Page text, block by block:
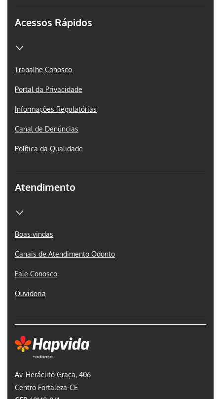
Av. Heráclito Graça, 406
Centro Fortaleza-CE
Acessos Rápidos
Trabalhe Conosco
Portal da Privacidade
Informações Regulatórias
Canal de Denúncias
Política da Qualidade
Atendimento
Boas vindas
Canais de Atendimento Odonto
Fale Conosco
Ouvidoria